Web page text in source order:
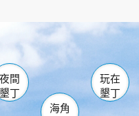
南仁湖
佳樂水
林遊樂區
遊客中心
社頂公園 風吹沙
帆石 龍磐公園
香蕉灣
砂島
鵝鑾鼻
夜間
墾丁
海角
玩在
墾丁